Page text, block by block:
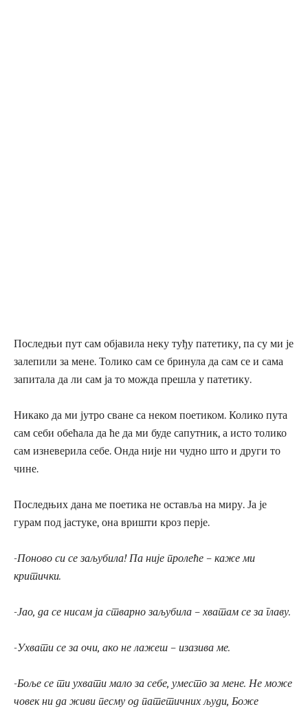
Последњи пут сам објавила неку туђу патетику, па су ми је
залепили за мене. Толико сам се бринула да сам се и сама
запитала да ли сам ја то можда прешла у патетику.
Никако да ми јутро сване са неком поетиком. Колико пута
сам себи обећала да ће да ми буде сапутник, а исто толико
сам изневерила себе. Онда није ни чудно што и други то
чине.
Последњих дана ме поетика не оставља на миру. Ја је
гурам под јастуке, она вришти кроз перје.
-Поново си се заљубила! Па није пролеће – каже ми
критички.
-Јао, да се нисам ја стварно заљубила – хватам се за главу.
-Ухвати се за очи, ако не лажеш – изазива ме.
-Боље се ти ухвати мало за себе, уместо за мене. Не може
човек ни да живи песму од патетичних људи, Боже